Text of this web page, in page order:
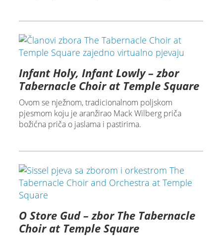
Infant Holy, Infant Lowly – zbor
Tabernacle Choir at Temple Square
Ovom se nježnom, tradicionalnom poljskom
pjesmom koju je aranžirao Mack Wilberg priča
božićna priča o jaslama i pastirima.
O Store Gud – zbor The Tabernacle
Choir at Temple Square